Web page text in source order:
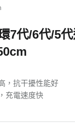
7代/6代/5
，抗干擾性能好
充電速度快